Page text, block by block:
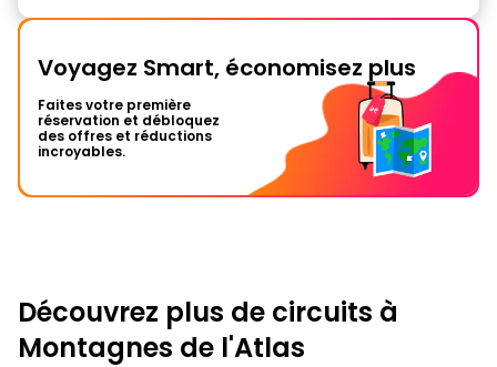
Voyagez Smart, économisez plus
Faites votre première
réservation et débloquez
des offres et réductions
incroyables.
Découvrez plus de circuits à
Montagnes de l'Atlas